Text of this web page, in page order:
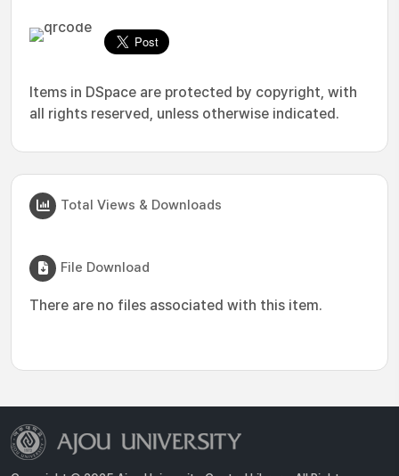
Items in DSpace are protected by copyright, with
all rights reserved, unless otherwise indicated.
Total Views & Downloads
File Download
There are no files associated with this item.